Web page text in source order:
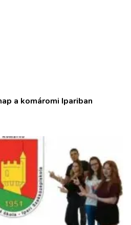
a komáromi Ipariban